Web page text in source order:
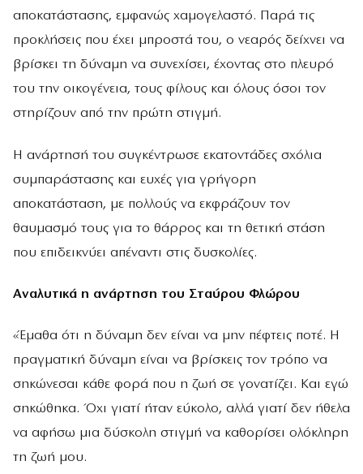
αποκατάστασης, εμφανώς χαμογελαστό. Παρά τις
προκλήσεις που έχει μπροστά του, ο νεαρός δείχνει να
βρίσκει τη δύναμη να συνεχίσει, έχοντας στο πλευρό
του την οικογένεια, τους φίλους και όλους όσοι τον
στηρίζουν από την πρώτη στιγμή.
Η ανάρτησή του συγκέντρωσε εκατοντάδες σχόλια
συμπαράστασης και ευχές για γρήγορη
αποκατάσταση, με πολλούς να εκφράζουν τον
θαυμασμό τους για το θάρρος και τη θετική στάση
που επιδεικνύει απέναντι στις δυσκολίες.
Αναλυτικά η ανάρτηση του Σταύρου Φλώρου
«Έμαθα ότι η δύναμη δεν είναι να μην πέφτεις ποτέ. Η
πραγματική δύναμη είναι να βρίσκεις τον τρόπο να
σηκώνεσαι κάθε φορά που η ζωή σε γονατίζει. Και εγώ
σηκώθηκα. Όχι γιατί ήταν εύκολο, αλλά γιατί δεν ήθελα
να αφήσω μια δύσκολη στιγμή να καθορίσει ολόκληρη
τη ζωή μου.